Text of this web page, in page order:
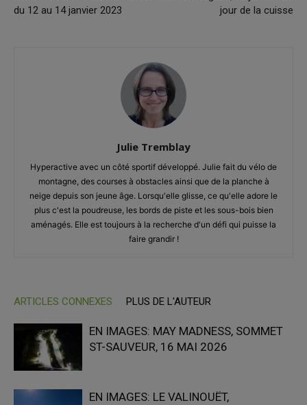
du 12 au 14 janvier 2023
jour de la cuisse
Julie Tremblay
Hyperactive avec un côté sportif développé. Julie fait du vélo de
montagne, des courses à obstacles ainsi que de la planche à
neige depuis son jeune âge. Lorsqu'elle glisse, ce qu'elle adore le
plus c'est la poudreuse, les bords de piste et les sous-bois bien
aménagés. Elle est toujours à la recherche d'un défi qui puisse la
faire grandir !
ARTICLES CONNEXES PLUS DE L'AUTEUR
EN IMAGES: MAY MADNESS, SOMMET
ST-SAUVEUR, 16 MAI 2026
EN IMAGES: LE VALINOUËT,